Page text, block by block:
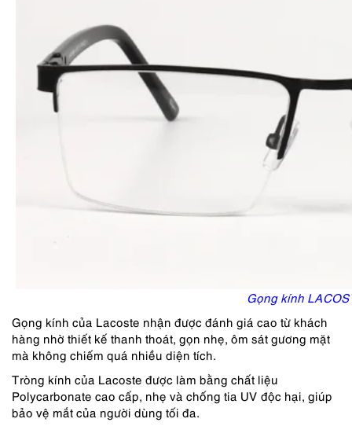
Gọng kính
Gọng kính của Lacoste nhận được đánh giá cao từ khách
hàng nhờ thiết kế thanh thoát, gọn nhẹ, ôm sát gương mặt
mà không chiếm quá nhiều diện tích.
Tròng kính của Lacoste được làm bằng chất liệu
Polycarbonate cao cấp, nhẹ và chống tia UV độc hại, giúp
bảo vệ mắt của người dùng tối đa.